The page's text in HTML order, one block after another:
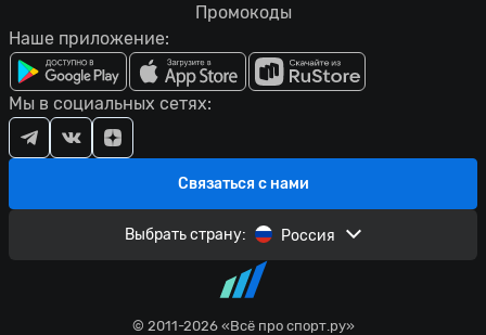
© 2011-2026 «Всё про спорт.ру»
Промокоды
Наше приложение:
Связаться с нами
Мы в социальных сетях:
Выбрать страну: Россия